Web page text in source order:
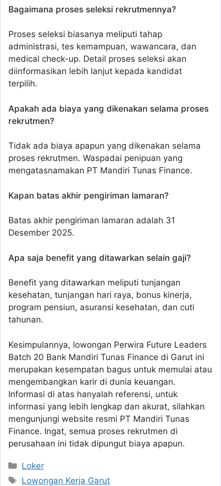
Bagaimana proses seleksi rekrutmennya?
Proses seleksi biasanya meliputi tahap
administrasi, tes kemampuan, wawancara, dan
medical check-up. Detail proses seleksi akan
diinformasikan lebih lanjut kepada kandidat
terpilih.
Apakah ada biaya yang dikenakan selama proses
rekrutmen?
Tidak ada biaya apapun yang dikenakan selama
proses rekrutmen. Waspadai penipuan yang
mengatasnamakan PT Mandiri Tunas Finance.
Kapan batas akhir pengiriman lamaran?
Batas akhir pengiriman lamaran adalah 31
Desember 2025.
Apa saja benefit yang ditawarkan selain gaji?
Benefit yang ditawarkan meliputi tunjangan
kesehatan, tunjangan hari raya, bonus kinerja,
program pensiun, asuransi kesehatan, dan cuti
tahunan.
Kesimpulannya, lowongan Perwira Future Leaders
Batch 20 Bank Mandiri Tunas Finance di Garut ini
merupakan kesempatan bagus untuk memulai atau
mengembangkan karir di dunia keuangan.
Informasi di atas hanyalah referensi, untuk
informasi yang lebih lengkap dan akurat, silahkan
mengunjungi website resmi PT Mandiri Tunas
Finance. Ingat, semua proses rekrutmen di
perusahaan ini tidak dipungut biaya apapun.
Kategori
Loker
Tag
Lowongan Kerja Garut